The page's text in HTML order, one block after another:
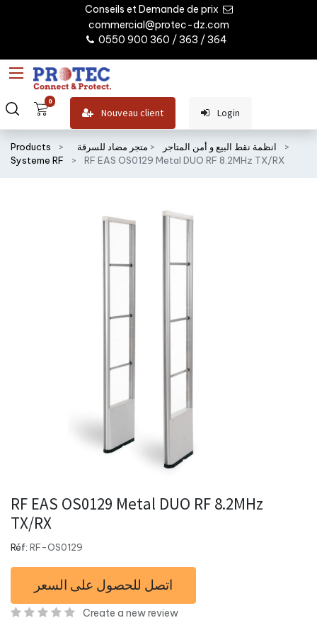
Conseils et Demande de prix
commercial@protec-dz.com
0550 900 360 / 363 / 364
0
Nouveau client Login
Products انظمة نقط البيع و أمن المتاجر
متجر مضاد للسرقة
Systeme RF
RF EAS OS0129 Metal DUO RF 8.2MHz TX/RX
RF EAS OS0129 Metal DUO RF 8.2MHz
TX/RX
Réf: RF-OS0129
اتصل للحصول على السعر
Create a new review